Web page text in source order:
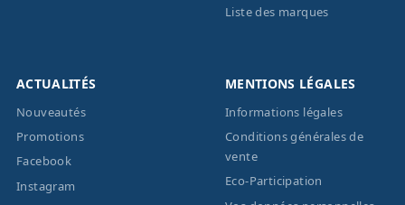
Liste des marques
ACTUALITÉS
Nouveautés
Promotions
Facebook
Instagram
MENTIONS LÉGALES
Informations légales
Conditions générales de
vente
Eco-Participation